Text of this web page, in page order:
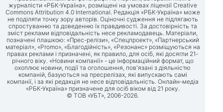
журналісти «РБК-Україна», розміщені на умовах ліцензії Creative
Commons Attribution 4.0 International. Редакція «РБК-Україна» може
не поділяти точку зору авторів. Оціночні судження не підлягають
спростуванню та доведенню їх правдивості. За достовірність та
зміст реклами відповідальність несе рекламодавець. Матеріали,
позначені плашкою: «Прес-релізи», «Спецпроект», «Партнерський
матеріал», «Promo», «Благодійність», «Резонанс» розміщуються на
правах реклами і призначені, як правило, для осіб, які досягли 21-
річного віку. «Новини компанії» - це інформаційний формат, що
охоплює новини, події та оголошення, пов'язані з діяльністю
компаній, базуються на пресрелізах, які випускають самі
компанії, і за які редакція не несе відповідальність. Онлайн-медіа
«РБК-Україна» призначене для осіб віком від 21 року.
© ТОВ «УБТ», 2006-2026.